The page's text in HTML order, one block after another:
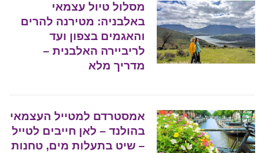
מסלול טיול עצמאי
באלבניה: מטירנה להרים
והאגמים בצפון ועד
לריביירה האלבנית –
מדריך מלא
אמסטרדם למטייל העצמאי
בהולנד – לאן חייבים לטייל
– שיט בתעלות מים, טחנות